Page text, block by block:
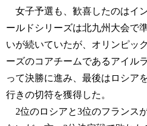
女子予選も、歓喜したのはイ
ールドシリーズは北九州大会で
いが続いていたが、オリンピッ
ーズのコアチームであるアイル
って決勝に進み、最後はロシア
行きの切符を獲得した。
2位のロシアと3位のフランス